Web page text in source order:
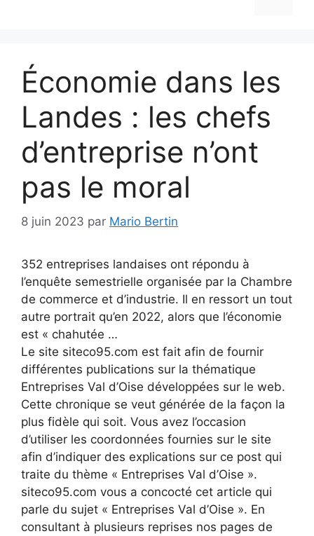
Économie dans les
Landes : les chefs
d’entreprise n’ont
pas le moral
8 juin 2023 par Mario Bertin
352 entreprises landaises ont répondu à
l’enquête semestrielle organisée par la Chambre
de commerce et d’industrie. Il en ressort un tout
autre portrait qu’en 2022, alors que l’économie
est « chahutée …
Le site siteco95.com est fait afin de fournir
différentes publications sur la thématique
Entreprises Val d’Oise développées sur le web.
Cette chronique se veut générée de la façon la
plus fidèle qui soit. Vous avez l’occasion
d’utiliser les coordonnées fournies sur le site
afin d’indiquer des explications sur ce post qui
traite du thème « Entreprises Val d’Oise ».
siteco95.com vous a concocté cet article qui
parle du sujet « Entreprises Val d’Oise ». En
consultant à plusieurs reprises nos pages de